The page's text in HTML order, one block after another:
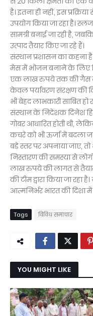
है। इतना ही नहीं, इस
उपयोग किया जा रहा है।
सामग्री बनाई जा रही है,
उत्पाद तैयार किए जा रहे हैं।
संस्थान प्रशासन का कहना
मेस में भोजन बनाने के लिए
एक लाख रुपये तक की गैस
केवल पर्यावरण संरक्षण की
भी बेहद लाभकारी साबित हो
संस्थान के निदेशक दिनेश
गोबर आधारित होती थी,
कचरे को भी ऊर्जा में बदला
बड़े स्तर पर अपनाया जाए,
निस्तारण की समस्या से
लाख रुपये की लागत से
की टीम द्वारा किया जा
आत्मनिर्भर भारत की दिशा
Tags विविध समाचार
YOU MIGHT LIKE